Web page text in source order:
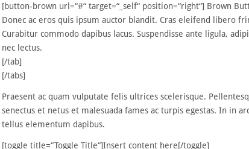
[button-brown url=“#“ target=“_self“ position=“right“] Brown
Donec ac eros quis ipsum auctor blandit. Cras eleifend libero
Curabitur commodo dapibus lacus. Suspendisse ante ligula,
nec lectus.
[/tab]
[/tabs]
Praesent ac quam vulputate felis ultrices scelerisque.
senectus et netus et malesuada fames ac turpis egestas. In in
tellus elementum dapibus.
[toggle title=“Toggle Title“]Insert content here[/toggle]